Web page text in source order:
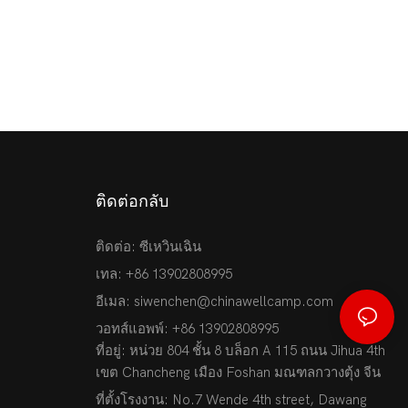
ติดต่อกลับ
ติดต่อ: ซีเหวินเฉิน
เทล: +86 13902808995
อีเมล: siwenchen@chinawellcamp.com
วอทส์แอพพ์: +86 13902808995
ที่อยู่: หน่วย 804 ชั้น 8 บล็อก A 115 ถนน Jihua 4th
เขต Chancheng เมือง Foshan มณฑลกวางตุ้ง จีน
ที่ตั้งโรงงาน: No.7 Wende 4th street, Dawang